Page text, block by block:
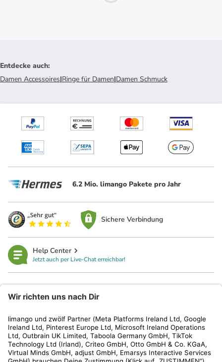
Entdecke auch:
Damen Accessoires|Ringe für Damen|Damen Schmuck
6.2 Mio. limango Pakete pro Jahr
Sichere Verbindung
Help Center
Jetzt auch per Live-Chat erreichbar!
Kundenservice
Shop